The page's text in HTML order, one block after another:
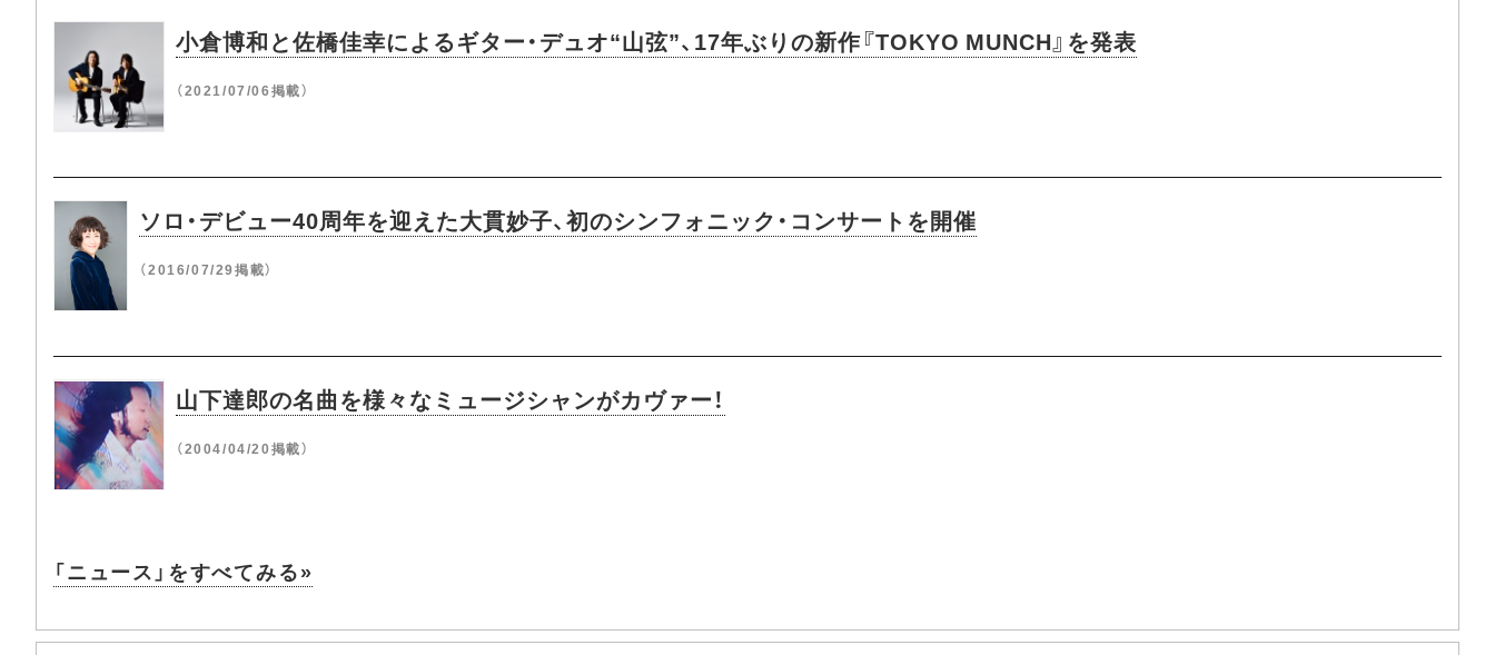
小倉博和と佐橋佳幸によるギター・デュオ“山弦”、17年ぶりの新作『TOKYO MUNCH』を発表
（2021/07/06掲載）
ソロ・デビュー40周年を迎えた大貫妙子、初のシンフォニック・コンサートを開催
（2016/07/29掲載）
山下達郎の名曲を様々なミュージシャンがカヴァー！
（2004/04/20掲載）
「ニュース」をすべてみる»